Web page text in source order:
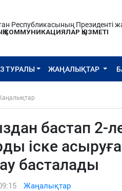
Республикасының Президенті
КОММУНИКАЦИЯЛАР ҚЫЗМЕТІ
ТУРАЛЫ ЖАҢАЛЫҚТАР
бастап 2-
іске
басталады
Жаңалықтар